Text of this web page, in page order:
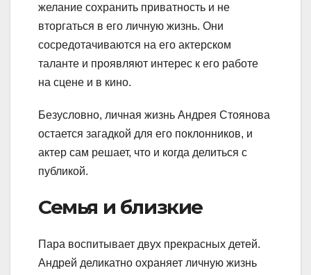
желание сохранить приватность и не
вторгаться в его личную жизнь. Они
сосредотачиваются на его актерском
таланте и проявляют интерес к его работе
на сцене и в кино.
Безусловно, личная жизнь Андрея Стоянова
остается загадкой для его поклонников, и
актер сам решает, что и когда делиться с
публикой.
Семья и близкие
Пара воспитывает двух прекрасных детей.
Андрей деликатно охраняет личную жизнь